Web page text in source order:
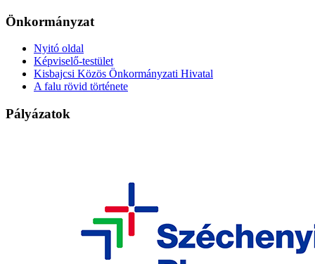
Önkormányzat
Nyitó oldal
Képviselő-testület
Kisbajcsi Közös Önkormányzati Hivatal
A falu rövid története
Pályázatok